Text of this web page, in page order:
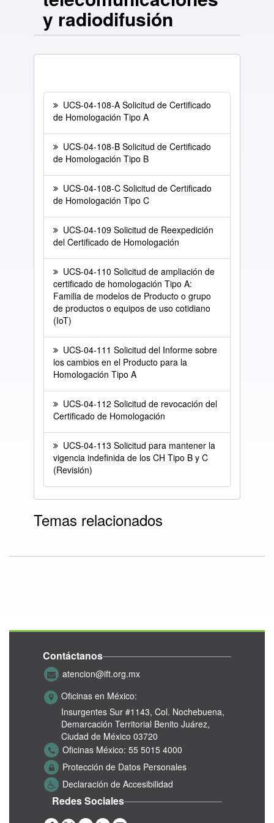
y radiodifusión
UCS-04-108-A Solicitud de Certificado
de Homologación Tipo A
UCS-04-108-B Solicitud de Certificado
de Homologación Tipo B
UCS-04-108-C Solicitud de Certificado
de Homologación Tipo C
UCS-04-109 Solicitud de Reexpedición
del Certificado de Homologación
UCS-04-110 Solicitud de ampliación de
certificado de homologación Tipo A:
Familia de modelos de Producto o grupo
de productos o equipos de uso cotidiano
(IoT)
UCS-04-111 Solicitud del Informe sobre
los cambios en el Producto para la
Homologación Tipo A
UCS-04-112 Solicitud de revocación del
Certificado de Homologación
UCS-04-113 Solicitud para mantener la
vigencia indefinida de los CH Tipo B y C
(Revisión)
Temas relacionados
Contáctanos
atencion@ift.org.mx
Oficinas en México:
Insurgentes Sur #1143, Col. Nochebuena,
Demarcación Territorial Benito Juárez,
Ciudad de México 03720
Oficinas México: 55 5015 4000
Protección de Datos Personales
Declaración de Accesibilidad
Redes Sociales